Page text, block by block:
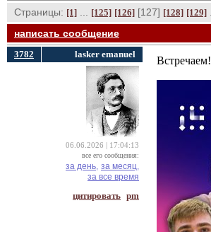
Страницы: [1] [125] [126] [127] [128] [129]
написать сообщение
3782 lasker emanuel
06.06.2026 | 17:04:13
все его сообщения:
за день, за месяц,
за все время
цитировать pm
Встречаем!